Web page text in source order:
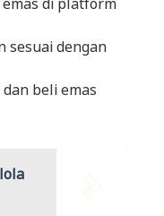
sesuai dengan
beli emas